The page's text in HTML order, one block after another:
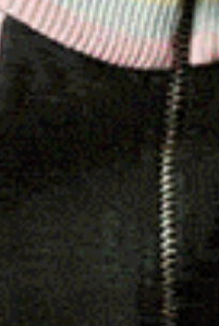
CRONACA
Altra
in azione
regionale e
16 Giugno 2025, 23:41